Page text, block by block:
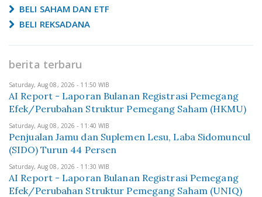
BELI SAHAM DAN ETF
BELI REKSADANA
berita terbaru
Saturday, Aug 08, 2026 - 11:50 WIB
AI Report - Laporan Bulanan Registrasi Pemegang
Efek/Perubahan Struktur Pemegang Saham (HKMU)
Saturday, Aug 08, 2026 - 11:40 WIB
Penjualan Jamu dan Suplemen Lesu, Laba Sidomuncul
(SIDO) Turun 44 Persen
Saturday, Aug 08, 2026 - 11:30 WIB
AI Report - Laporan Bulanan Registrasi Pemegang
Efek/Perubahan Struktur Pemegang Saham (UNIQ)